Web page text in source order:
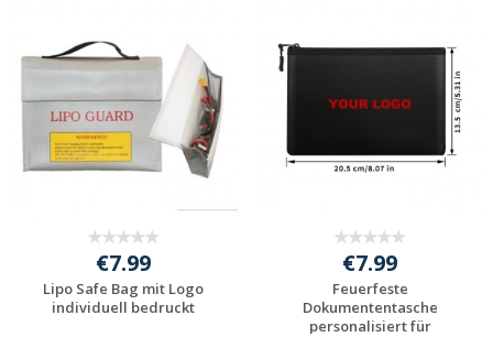
€7.99
Lipo Safe Bag mit Logo
individuell bedruckt
€7.99
Feuerfeste
Dokumententasche
personalisiert für